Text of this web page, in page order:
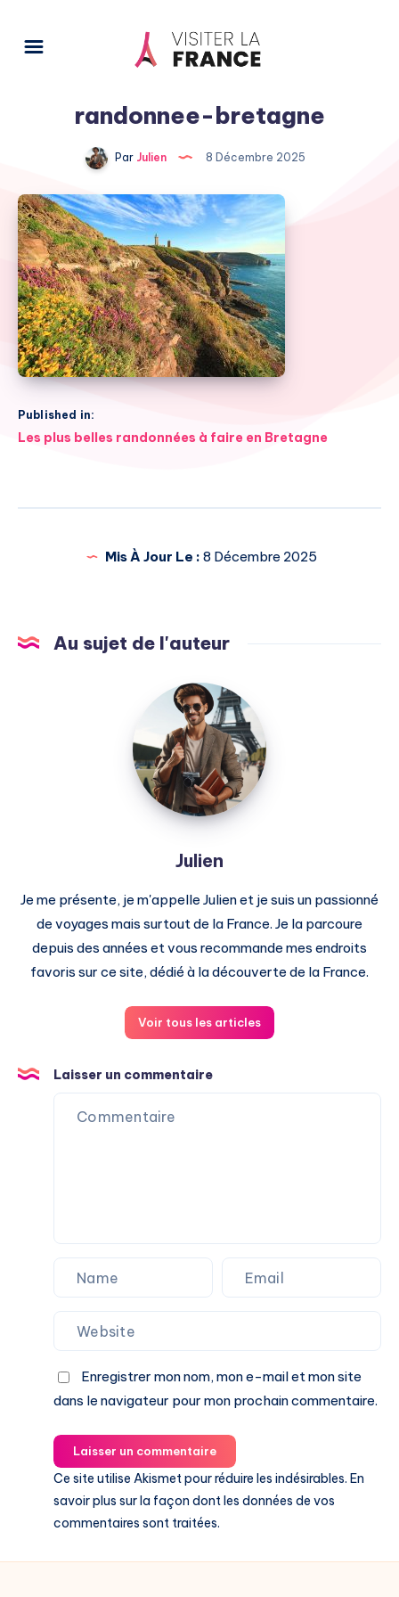
randonnee-bretagne
ParJulien 8 Décembre 2025
Published in:
Navigation
Les plus belles randonnées à faire en Bretagne
Mis À Jour Le : 8 Décembre 2025
Au sujet de l'auteur
Julien
Julien
Je me présente, je m'appelle Julien et je suis un passionné
de voyages mais surtout de la France. Je la parcoure
depuis des années et vous recommande mes endroits
favoris sur ce site, dédié à la découverte de la France.
Voir tous les articles
Laisser un commentaire
Enregistrer mon nom, mon e-mail et mon site
dans le navigateur pour mon prochain commentaire.
Laisser un commentaire
Ce site utilise Akismet pour réduire les indésirables. En
savoir plus sur la façon dont les données de vos
commentaires sont traitées.